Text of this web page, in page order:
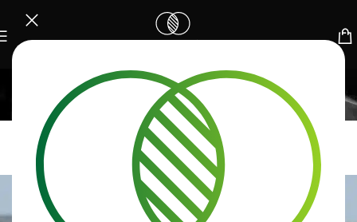
BLOG
Home/Kennisbank
KENNISBANK
Wat is ‘Zebra Striping’?